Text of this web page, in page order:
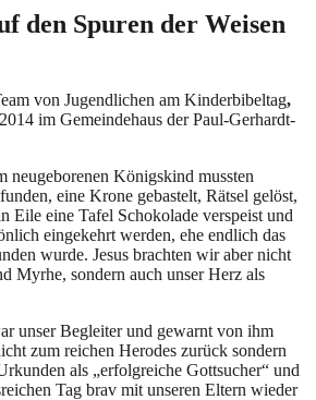
den Spuren der Weisen
von Jugendlichen am Kinderbibeltag,
im Gemeindehaus der Paul-Gerhardt-
neugeborenen Königskind mussten
eine Krone gebastelt, Rätsel gelöst,
Eile eine Tafel Schokolade verspeist und
eingekehrt werden, ehe endlich das
wurde. Jesus brachten wir aber nicht
Myrhe, sondern auch unser Herz als
unser Begleiter und gewarnt von ihm
zum reichen Herodes zurück sondern
als „erfolgreiche Gottsucher“ und
Tag brav mit unseren Eltern wieder